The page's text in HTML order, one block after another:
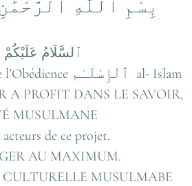
بِسْمِ ٱللَّهِ
Dans l’Obéissance de l’Obédience ٱلْإِسْلَـٰم al- Islam
A PROFIT DANS LE SAVOIR,
MUSULMANE
de ce projet.
AU MAXIMUM.
MUSULMABE